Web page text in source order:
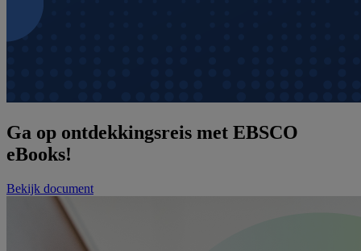
Ga op ontdekkingsreis met EBSCO
eBooks!
Bekijk document